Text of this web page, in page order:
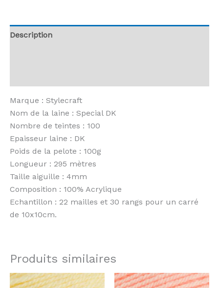
1004
Description
Marque : Stylecraft
Nom de la laine : Special DK
Nombre de teintes : 100
Epaisseur laine : DK
Poids de la pelote : 100g
Longueur : 295 mètres
Taille aiguille : 4mm
Composition : 100% Acrylique
Echantillon : 22 mailles et 30 rangs pour un carré
de 10x10cm.
Produits similaires